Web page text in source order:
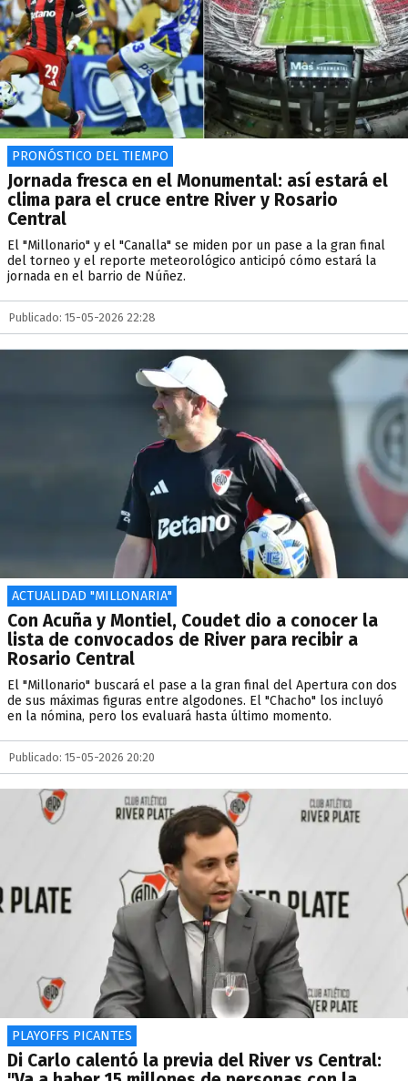
PRONÓSTICO DEL TIEMPO
Jornada fresca en el Monumental: así estará el
clima para el cruce entre River y Rosario
Central
El "Millonario" y el "Canalla" se miden por un pase a la gran final
del torneo y el reporte meteorológico anticipó cómo estará la
jornada en el barrio de Núñez.
Publicado: 15-05-2026 22:28
ACTUALIDAD "MILLONARIA"
Con Acuña y Montiel, Coudet dio a conocer la
lista de convocados de River para recibir a
Rosario Central
El "Millonario" buscará el pase a la gran final del Apertura con dos
de sus máximas figuras entre algodones. El "Chacho" los incluyó
en la nómina, pero los evaluará hasta último momento.
Publicado: 15-05-2026 20:20
PLAYOFFS PICANTES
Di Carlo calentó la previa del River vs Central: